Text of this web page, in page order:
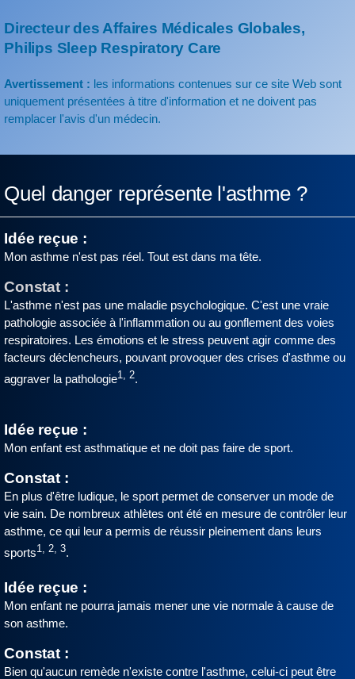
Directeur des Affaires Médicales Globales,
Philips Sleep Respiratory Care
Avertissement : les informations contenues sur ce site Web sont
uniquement présentées à titre d'information et ne doivent pas
remplacer l'avis d'un médecin.
Quel danger représente l'asthme ?
Idée reçue :
Mon asthme n'est pas réel. Tout est dans ma tête.
Constat :
L'asthme n'est pas une maladie psychologique. C'est une vraie
pathologie associée à l'inflammation ou au gonflement des voies
respiratoires. Les émotions et le stress peuvent agir comme des
facteurs déclencheurs, pouvant provoquer des crises d'asthme ou
aggraver la pathologie1, 2.
Idée reçue :
Mon enfant est asthmatique et ne doit pas faire de sport.
Constat :
En plus d'être ludique, le sport permet de conserver un mode de
vie sain. De nombreux athlètes ont été en mesure de contrôler leur
asthme, ce qui leur a permis de réussir pleinement dans leurs
sports1, 2, 3.
Idée reçue :
Mon enfant ne pourra jamais mener une vie normale à cause de
son asthme.
Constat :
Bien qu'aucun remède n'existe contre l'asthme, celui-ci peut être